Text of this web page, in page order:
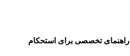
مکمل استخوان و تاندون؛ ۹ راهنمای تخصصی برای استحکام